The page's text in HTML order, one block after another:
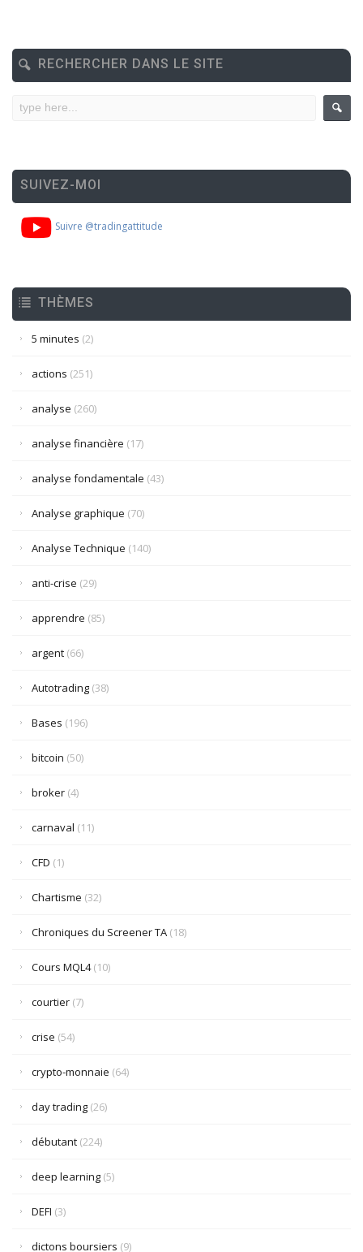
RECHERCHER DANS LE SITE
SUIVEZ-MOI
Suivre @tradingattitude
THÈMES
5 minutes (2)
actions (251)
analyse (260)
analyse financière (17)
analyse fondamentale (43)
Analyse graphique (70)
Analyse Technique (140)
anti-crise (29)
apprendre (85)
argent (66)
Autotrading (38)
Bases (196)
bitcoin (50)
broker (4)
carnaval (11)
CFD (1)
Chartisme (32)
Chroniques du Screener TA (18)
Cours MQL4(10)
courtier (7)
crise (54)
crypto-monnaie (64)
day trading (26)
débutant (224)
deep learning (5)
DEFI (3)
dictons boursiers (9)